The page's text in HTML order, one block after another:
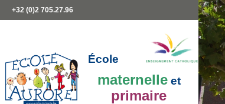
+32 (0)2 705.27.96
École
maternelle et
primaire